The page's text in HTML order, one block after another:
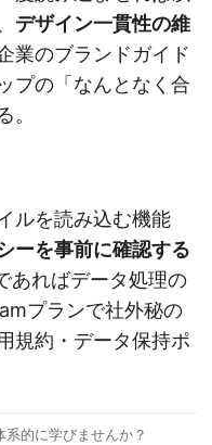
デザイン一貫性の維
業のブランドガイド
プの「なんとなく合
。
ルを読み込む機能
ーを事前に確認する
あればデータ処理の
プランで社外秘の
規約・データ保持ポ
的に学びませんか？